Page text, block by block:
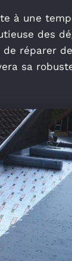
à une
des
de réparer
sa